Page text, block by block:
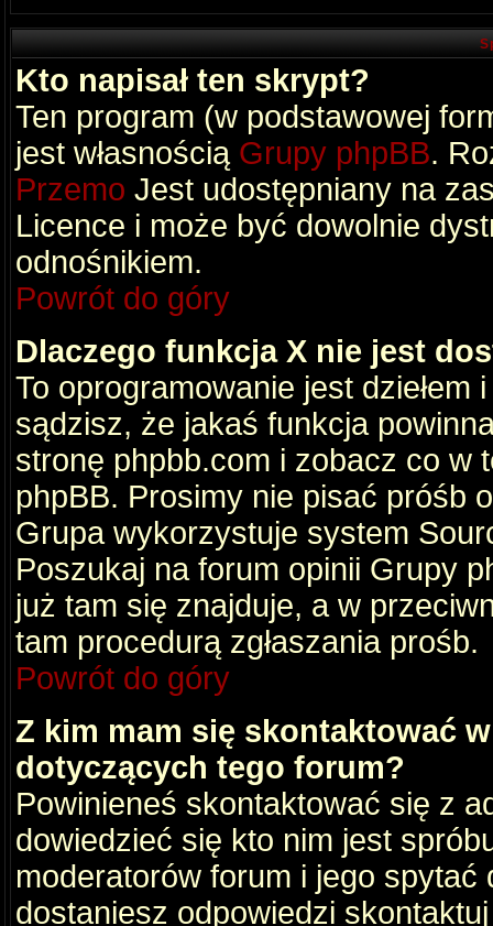
Kto napisał ten skrypt?
Ten program (w podstawowej
jest własnością Grupy phpBB.
Przemo Jest udostępniany na
Licence i może być dowolnie
odnośnikiem.
Powrót do góry
Dlaczego funkcja X nie jest
To oprogramowanie jest dziełem
sądzisz, że jakaś funkcja
stronę phpbb.com i zobacz co w
phpBB. Prosimy nie pisać próśb
Grupa wykorzystuje system
Poszukaj na forum opinii Grupy
już tam się znajduje, a w
tam procedurą zgłaszania prośb.
Powrót do góry
Z kim mam się skontaktować
dotyczących tego forum?
Powinieneś skontaktować się z
dowiedzieć się kto nim jest
moderatorów forum i jego
dostaniesz odpowiedzi